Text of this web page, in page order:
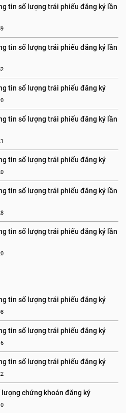
tin số lượng trái phiếu đăng ký lần
tin số lượng trái phiếu đăng ký lần
tin số lượng trái phiếu đăng ký
tin số lượng trái phiếu đăng ký lần
tin số lượng trái phiếu đăng ký
tin số lượng trái phiếu đăng ký lần
tin số lượng trái phiếu đăng ký lần
tin số lượng trái phiếu đăng ký
tin số lượng trái phiếu đăng ký
tin số lượng trái phiếu đăng ký
chứng khoán đăng ký